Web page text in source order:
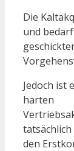
Die
und
Jedoch ist
harten
tatsächlich
den